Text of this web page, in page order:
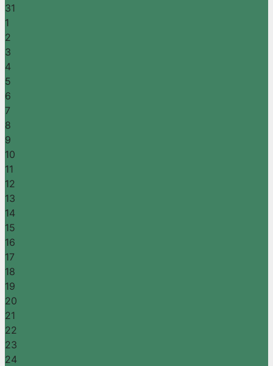
31
1
2
3
4
5
6
7
8
9
10
11
12
13
14
15
16
17
18
19
20
21
22
23
24